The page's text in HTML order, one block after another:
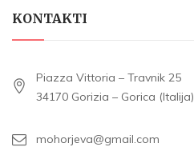
KONTAKTI
Piazza Vittoria – Travnik 25
34170 Gorizia – Gorica (Italija)
mohorjeva@gmail.com